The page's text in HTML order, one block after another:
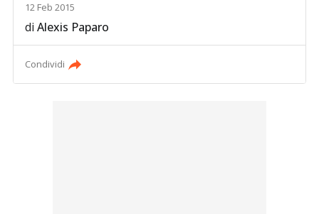
12 Feb 2015
diAlexis Paparo
Condividi